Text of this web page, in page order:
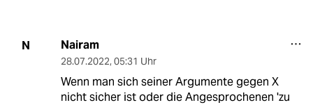
N Nairam
28.07.2022, 05:31 Uhr
Wenn man sich seiner Argumente gegen X
nicht sicher ist oder die Angesprochenen 'zu